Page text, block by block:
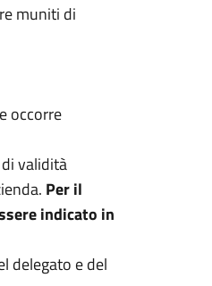
muniti di
occorre
validità
Per il
indicato in
delegato e del